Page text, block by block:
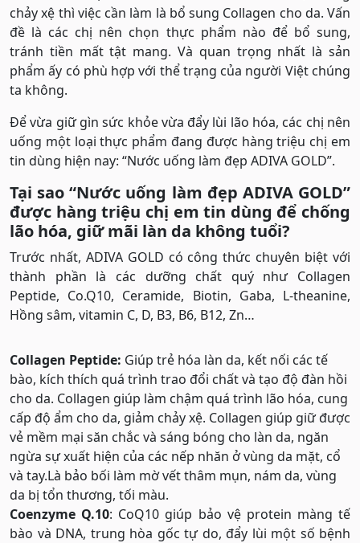
chảy xệ thì việc cần làm là bổ sung Collagen cho da. Vấn
đề là các chị nên chọn thực phẩm nào để bổ sung,
tránh tiền mất tật mang. Và quan trọng nhất là sản
phẩm ấy có phù hợp với thể trạng của người Việt chúng
ta không.
Để vừa giữ gìn sức khỏe vừa đẩy lùi lão hóa, các chị nên
uống một loại thực phẩm đang được hàng triệu chị em
tin dùng hiện nay: “Nước uống làm đẹp ADIVA GOLD”.
Tại sao “Nước uống làm đẹp ADIVA GOLD”
được hàng triệu chị em tin dùng để chống
lão hóa, giữ mãi làn da không tuổi?
Trước nhất, ADIVA GOLD có công thức chuyên biệt với
thành phần là các dưỡng chất quý như Collagen
Peptide, Co.Q10, Ceramide, Biotin, Gaba, L-theanine,
Hồng sâm, vitamin C, D, B3, B6, B12, Zn…
Collagen Peptide: Giúp trẻ hóa làn da, kết nối các tế
bào, kích thích quá trình trao đổi chất và tạo độ đàn hồi
cho da. Collagen giúp làm chậm quá trình lão hóa, cung
cấp độ ẩm cho da, giảm chảy xệ. Collagen giúp giữ được
vẻ mềm mại săn chắc và sáng bóng cho làn da, ngăn
ngừa sự xuất hiện của các nếp nhăn ở vùng da mặt, cổ
và tay.Là bảo bối làm mờ vết thâm mụn, nám da, vùng
da bị tổn thương, tối màu.
Coenzyme Q.10: CoQ10 giúp bảo vệ protein màng tế
bào và DNA, trung hòa gốc tự do, đẩy lùi một số bệnh